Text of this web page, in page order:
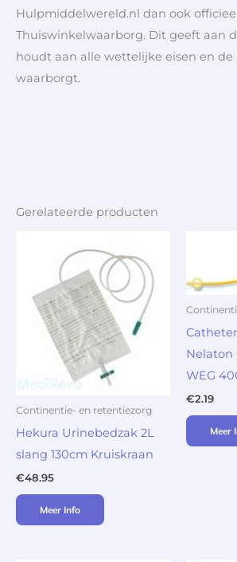
Hulpmiddelwereld.nl dan ook
Thuiswinkelwaarborg. Dit geeft aan
houdt aan alle wettelijke eisen en
waarborgt.
Gerelateerde producten
Continentie- en retentiezorg
Hekura Urinebedzak 2L
slang 130cm Kruiskraan
€48.95
Meer Info
Nelaton
WEG
€2.19
Meer